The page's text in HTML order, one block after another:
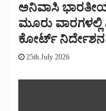
ಅನಿವಾಸಿ
ಮೂರು ವಾರಗಳಲ್ಲಿ
ಕೋರ್ಟ್ ನಿರ್ದೇಶನ
25th July 2026